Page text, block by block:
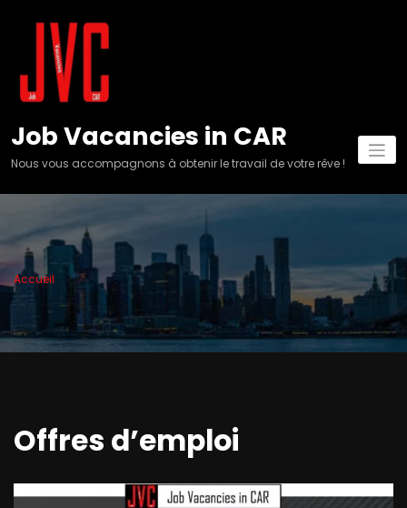
Job Vacancies in CAR
Nous vous accompagnons à obtenir le travail de votre rêve !
Accueil
Offres d’emploi